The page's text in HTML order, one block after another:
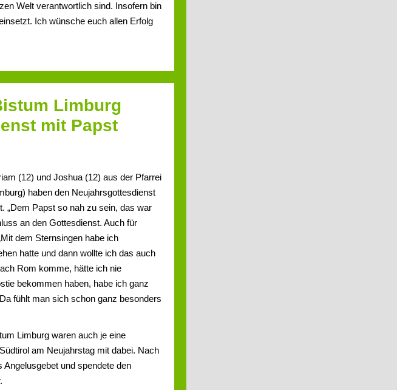
Welt verantwortlich sind. Insofern bin
Ich wünsche euch allen Erfolg
Limburg
mit Papst
(12) und Joshua (12) aus der Pfarrei
haben den Neujahrsgottesdienst
„Dem Papst so nah zu sein, das war
an den Gottesdienst. Auch für
dem Sternsingen habe ich
hatte und dann wollte ich das auch
Rom komme, hätte ich nie
bekommen haben, habe ich ganz
fühlt man sich schon ganz besonders
Limburg waren auch je eine
am Neujahrstag mit dabei. Nach
und spendete den